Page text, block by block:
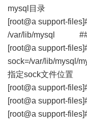
mysql目录
[root@a support-
/var/lib/mysql ##
[root@a support-
sock=/var/lib/
指定sock文件位置
[root@a support-
[root@a support-
[root@a support-